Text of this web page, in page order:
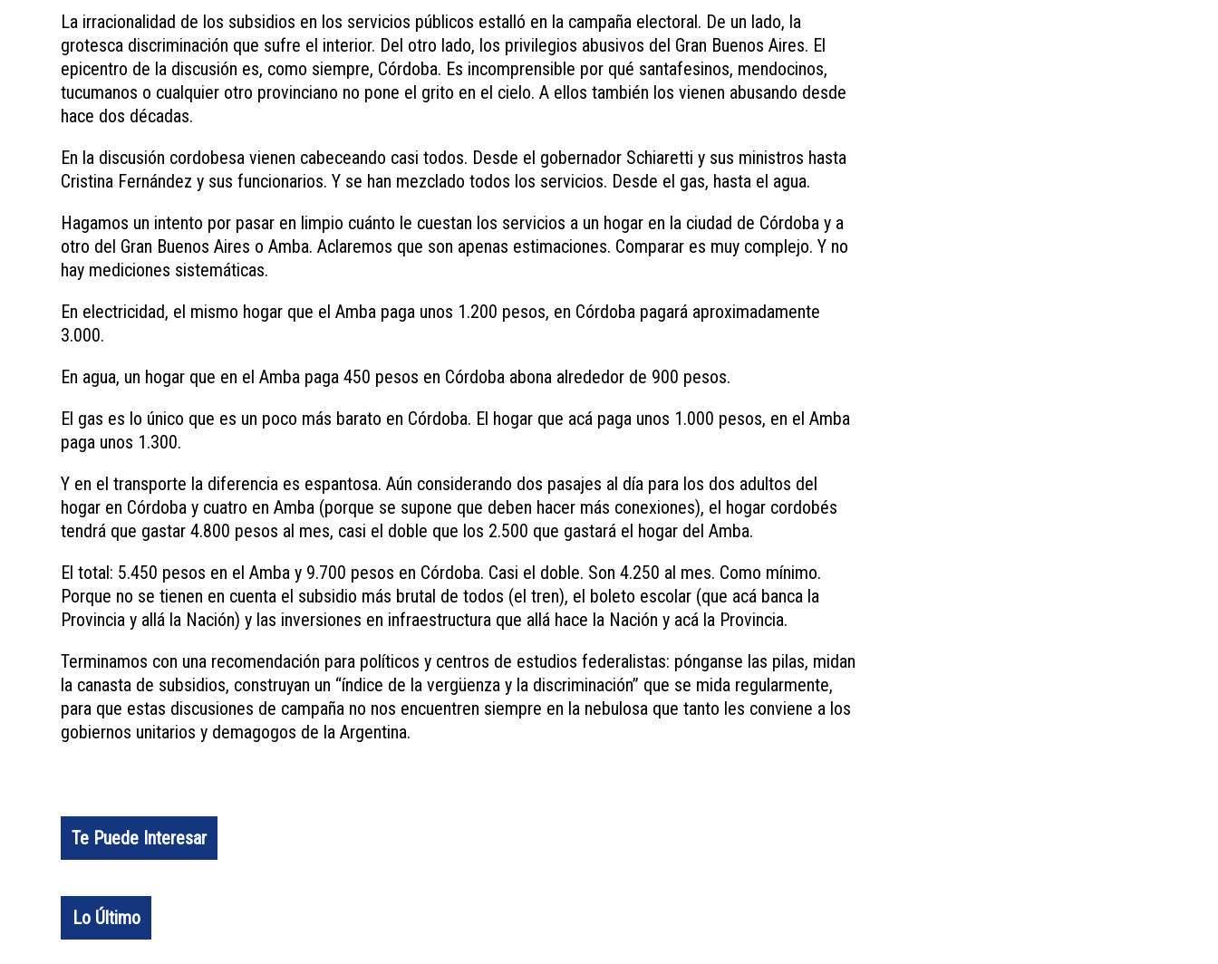
La irracionalidad de los subsidios en los servicios públicos estalló en la campaña electoral. De un lado, la
grotesca discriminación que sufre el interior. Del otro lado, los privilegios abusivos del Gran Buenos Aires. El
epicentro de la discusión es, como siempre, Córdoba. Es incomprensible por qué santafesinos, mendocinos,
tucumanos o cualquier otro provinciano no pone el grito en el cielo. A ellos también los vienen abusando desde
hace dos décadas.
En la discusión cordobesa vienen cabeceando casi todos. Desde el gobernador Schiaretti y sus ministros hasta
Cristina Fernández y sus funcionarios. Y se han mezclado todos los servicios. Desde el gas, hasta el agua.
Hagamos un intento por pasar en limpio cuánto le cuestan los servicios a un hogar en la ciudad de Córdoba y a
otro del Gran Buenos Aires o Amba. Aclaremos que son apenas estimaciones. Comparar es muy complejo. Y no
hay mediciones sistemáticas.
En electricidad, el mismo hogar que el Amba paga unos 1.200 pesos, en Córdoba pagará aproximadamente
3.000.
En agua, un hogar que en el Amba paga 450 pesos en Córdoba abona alrededor de 900 pesos.
El gas es lo único que es un poco más barato en Córdoba. El hogar que acá paga unos 1.000 pesos, en el Amba
paga unos 1.300.
Y en el transporte la diferencia es espantosa. Aún considerando dos pasajes al día para los dos adultos del
hogar en Córdoba y cuatro en Amba (porque se supone que deben hacer más conexiones), el hogar cordobés
tendrá que gastar 4.800 pesos al mes, casi el doble que los 2.500 que gastará el hogar del Amba.
El total: 5.450 pesos en el Amba y 9.700 pesos en Córdoba. Casi el doble. Son 4.250 al mes. Como mínimo.
Porque no se tienen en cuenta el subsidio más brutal de todos (el tren), el boleto escolar (que acá banca la
Provincia y allá la Nación) y las inversiones en infraestructura que allá hace la Nación y acá la Provincia.
Terminamos con una recomendación para políticos y centros de estudios federalistas: pónganse las pilas, midan
la canasta de subsidios, construyan un “índice de la vergüenza y la discriminación” que se mida regularmente,
para que estas discusiones de campaña no nos encuentren siempre en la nebulosa que tanto les conviene a los
gobiernos unitarios y demagogos de la Argentina.
Te Puede Interesar
Lo Último